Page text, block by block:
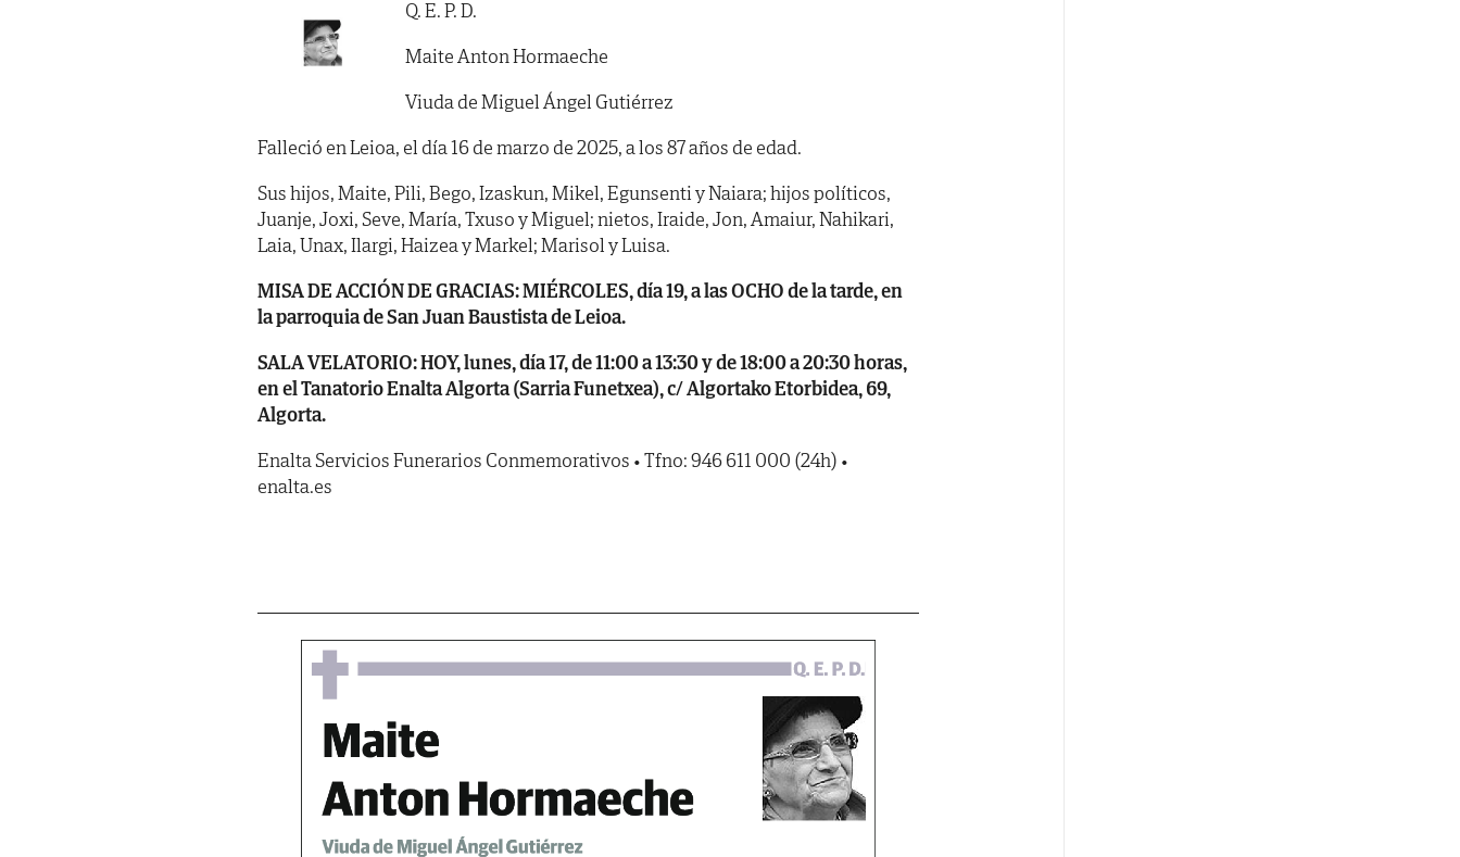
Q. E. P. D.
Maite Anton Hormaeche
Viuda de Miguel Ángel Gutiérrez
Falleció en Leioa, el día 16 de marzo de 2025, a los 87 años de edad.
Sus hijos, Maite, Pili, Bego, Izaskun, Mikel, Egunsenti y Naiara; hijos políticos,
Juanje, Joxi, Seve, María, Txuso y Miguel; nietos, Iraide, Jon, Amaiur, Nahikari,
Laia, Unax, Ilargi, Haizea y Markel; Marisol y Luisa.
MISA DE ACCIÓN DE GRACIAS: MIÉRCOLES, día 19, a las OCHO de la tarde, en
la parroquia de San Juan Baustista de Leioa.
SALA VELATORIO: HOY, lunes, día 17, de 11:00 a 13:30 y de 18:00 a 20:30 horas,
en el Tanatorio Enalta Algorta (Sarria Funetxea), c/ Algortako Etorbidea, 69,
Algorta.
Enalta Servicios Funerarios Conmemorativos • Tfno: 946 611 000 (24h) •
enalta.es